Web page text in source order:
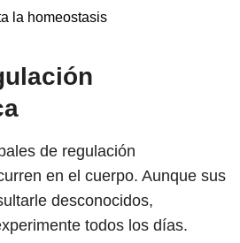
la homeostasis
de regulación
en el cuerpo. Aunque sus
desconocidos,
todos los días.